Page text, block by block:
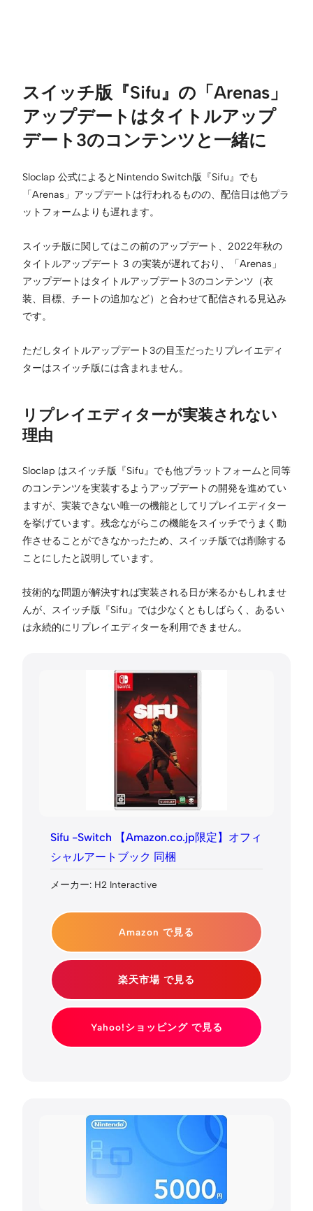
スイッチ版『Sifu』の「Arenas」
アップデートはタイトルアップ
デート3のコンテンツと一緒に
Sloclap 公式によるとNintendo Switch版『Sifu』でも
「Arenas」アップデートは行われるものの、配信日は他プラ
ットフォームよりも遅れます。
スイッチ版に関してはこの前のアップデート、2022年秋の
タイトルアップデート 3 の実装が遅れており、「Arenas」
アップデートはタイトルアップデート3のコンテンツ（衣
装、目標、チートの追加など）と合わせて配信される見込み
です。
ただしタイトルアップデート3の目玉だったリプレイエディ
ターはスイッチ版には含まれません。
リプレイエディターが実装されない
理由
Sloclap はスイッチ版『Sifu』でも他プラットフォームと同等
のコンテンツを実装するようアップデートの開発を進めてい
ますが、実装できない唯一の機能としてリプレイエディター
を挙げています。残念ながらこの機能をスイッチでうまく動
作させることができなかったため、スイッチ版では削除する
ことにしたと説明しています。
技術的な問題が解決すれば実装される日が来るかもしれませ
んが、スイッチ版『Sifu』では少なくともしばらく、あるい
は永続的にリプレイエディターを利用できません。
Sifu -Switch 【Amazon.co.jp限定】オフィ
シャルアートブック 同梱
メーカー: H2 Interactive
Amazon で見る
楽天市場 で見る
Yahoo!ショッピング で見る